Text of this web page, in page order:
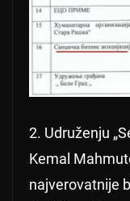
2. Udruženju
Kemal
najverovatnije